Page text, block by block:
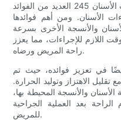
بالإضافة إلى استخداماته، يوفر المثقب الأسنان 245 العديد من الفوائد
الأسنان. ومن أهم فوائدها
والأنسجة الأخرى بسرعة
اللازم للإجراءات، مما يعزز
راحة المريض ورضاه.
تصميم مثقاب الأسنان 245 أيضًا في تعزيز فوائده، حيث تم
الاهتزاز وتوليد الحرارة.
والأنسجة المحيطة بها،
بعد العملية الجراحية
للمريض.